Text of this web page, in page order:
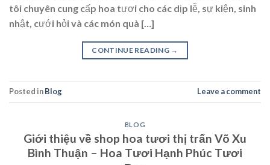
tôi chuyên cung cấp hoa tươi cho các dịp lễ, sự kiện, sinh
nhật, cưới hỏi và các món quà […]
CONTINUE READING →
Posted inBlog Leave a comment
BLOG
Giới thiệu về shop hoa tươi thị trấn Võ Xu
Bình Thuận – Hoa Tươi Hạnh Phúc Tươi